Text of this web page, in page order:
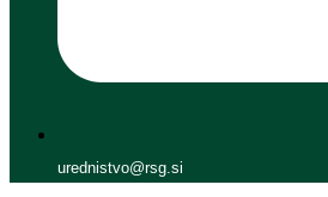
urednistvo@rsg.si